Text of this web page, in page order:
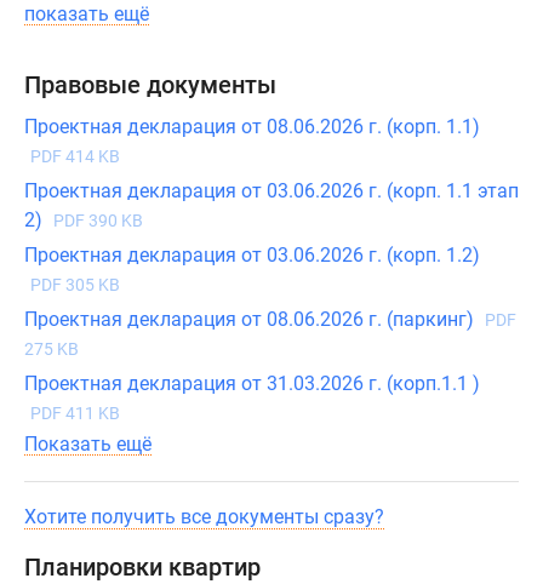
показать ещё
Правовые документы
Проектная декларация от 08.06.2026 г. (корп. 1.1)
PDF 414 KB
Проектная декларация от 03.06.2026 г. (корп. 1.1 этап
2)
PDF 390 KB
Проектная декларация от 03.06.2026 г. (корп. 1.2)
PDF 305 KB
Проектная декларация от 08.06.2026 г. (паркинг)
PDF
275 KB
Проектная декларация от 31.03.2026 г. (корп.1.1 )
PDF 411 KB
Показать ещё
Хотите получить все документы сразу?
Планировки квартир